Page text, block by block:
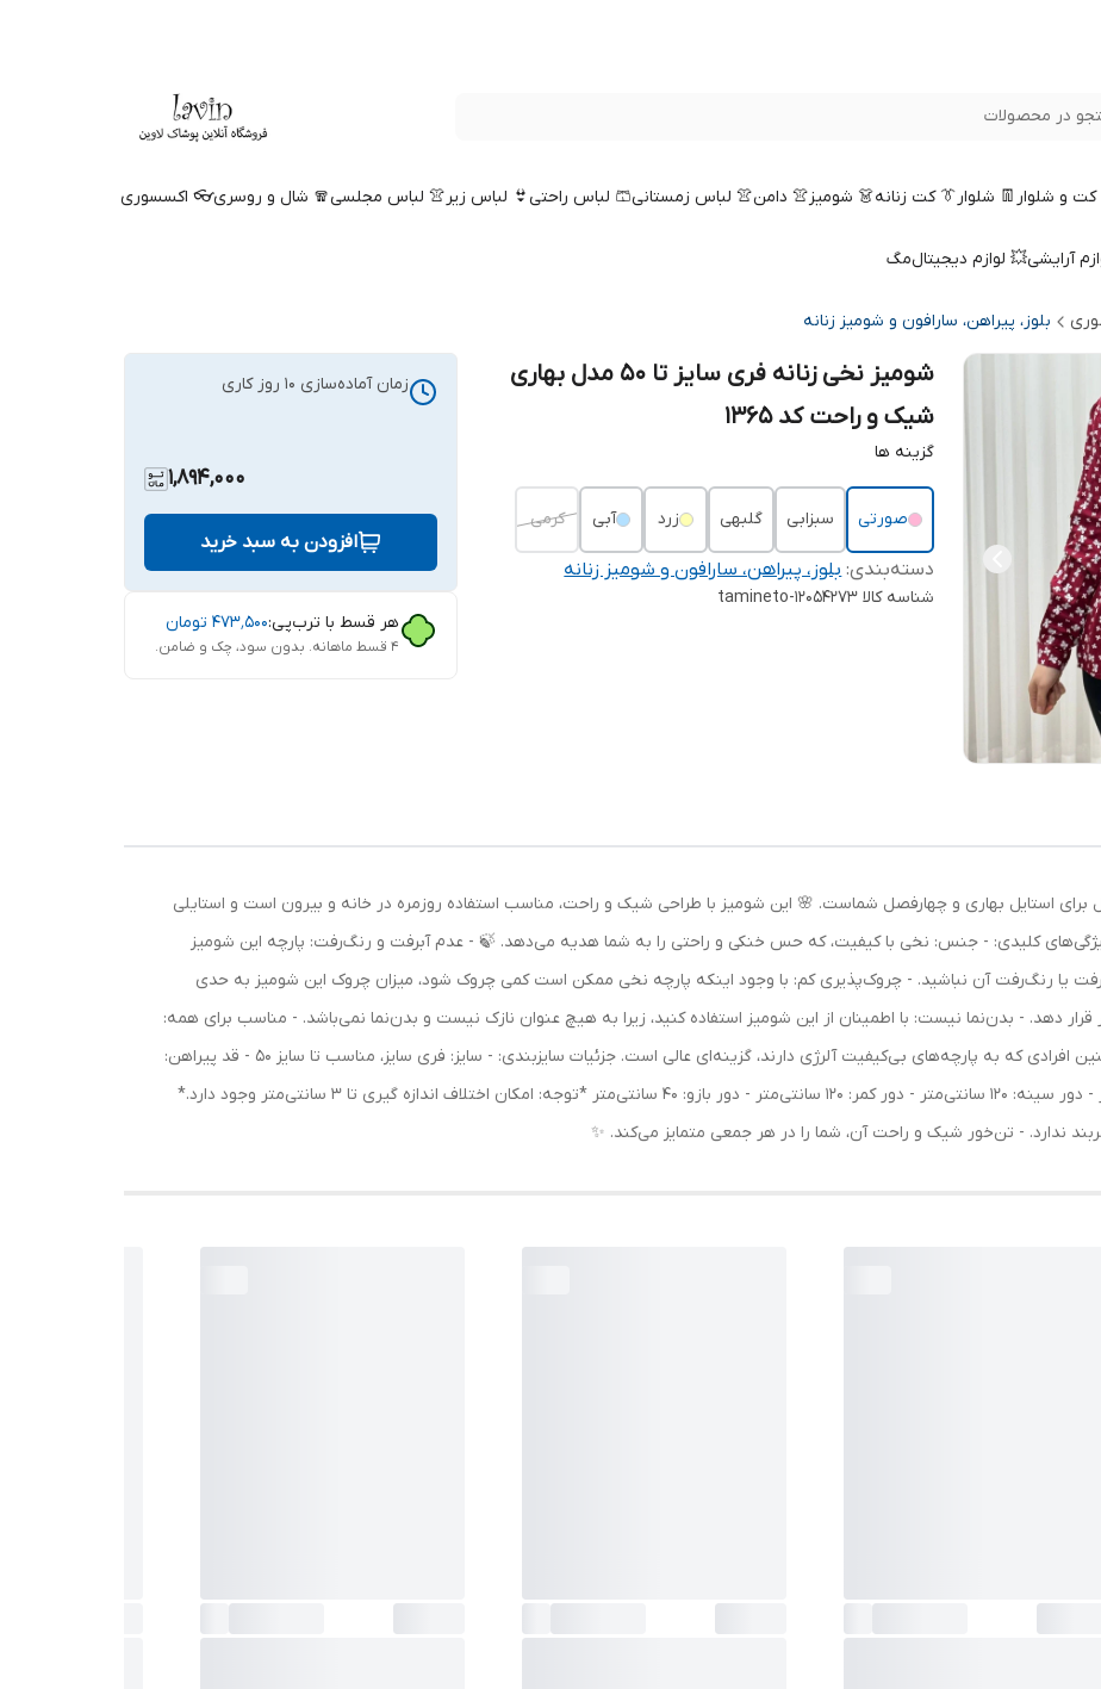
در محصولات
کت و شلوار 👖 شلوار👔 کت زنانه👗 شومیز👚 دامن👚 لباس زمستانی🩳 لباس راحتی👙 لباس زیر👚 لباس مجلسی🧣 شال و روسری👓 اکسسوری
آرایشی💥 لوازم دیجیتالمگ
بلوز، پیراهن، سارافون و شومیز زنانه
شومیز نخی زنانه فری سایز تا 50 مدل بهاری
شیک و راحت کد 1365
گزینه ها
صورتی سبزابی گلبهی زرد آبی کرمی
دسته‌بندی:بلوز، پیراهن، سارافون و شومیز زنانه
شناسه کالا tamineto-12054273
زمان آماده‌سازی 10 روز کاری
1,894,000
افزودن به سبد خرید
هر قسط با ترب‌پی:۴۷۳٬۵۰۰ تومان
۴ قسط ماهانه. بدون سود، چک و ضامن.
بهاری کد 1365، انتخابی ایده‌آل برای استایل بهاری و چهارفصل شماست. 🌸 این شومیز با طراحی شیک و راحت، مناسب استفاده روزمره در خانه و بیرون است و استایلی
کلیدی: - جنس: نخی با کیفیت، که حس خنکی و راحتی را به شما هدیه می‌دهد. 🍃 - عدم آبرفت و رنگ‌رفت: پارچه این شومیز
یا رنگ‌رفت آن نباشید. - چروک‌پذیری کم: با وجود اینکه پارچه نخی ممکن است کمی چروک شود، میزان چروک این شومیز به حدی
دهد. - بدن‌نما نیست: با اطمینان از این شومیز استفاده کنید، زیرا به هیچ عنوان نازک نیست و بدن‌نما نمی‌باشد. - مناسب برای همه:
این شومیز برای خانم‌های باردار و غیرباردار، و همچنین افرادی که به پارچه‌های بی‌کیفیت آلرژی دارند، گزینه‌ای عالی است. جزئیات سایزبندی: - سایز: فری سایز، مناسب تا سایز 50 - قد پیراهن:
75 سانتی‌متر - قد آستین از لبه یقه: 60 سانتی‌متر - دور سینه: 120 سانتی‌متر - دور کمر: 120 سانتی‌متر - دور بازو: 40 سانتی‌متر *توجه: امکان اختلاف اندازه گیری تا 3 سانتی‌متر وجود دارد.*
ندارد. - تن‌خور شیک و راحت آن، شما را در هر جمعی متمایز می‌کند. ✨